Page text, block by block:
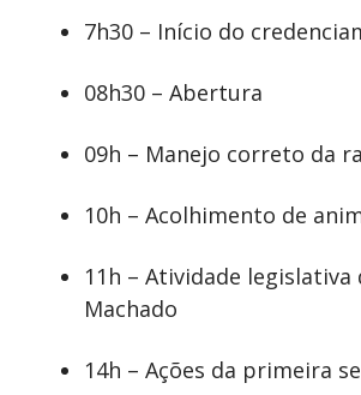
7h30 – Início do
08h30 – Abertura
09h – Manejo correto da
10h – Acolhimento de
11h – Atividade
Machado
14h – Ações da primeira